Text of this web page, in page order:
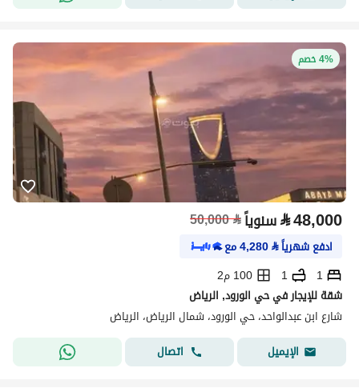
4% خصم
⃁48,000 سنوياً⃁
50,000
ادفع شهرياً⃁
4,280مع
1
1
100 م2
شقة للإيجار في حي الورود, الرياض
شارع ابن عبدالواحد، حي الورود، شمال الرياض، الرياض
الإيميل
اتصال